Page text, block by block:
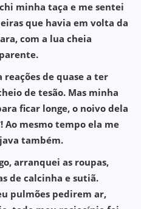
minha taça e me sentei
que havia em volta da
com a lua cheia
de quase a ter
de tesão. Mas minha
ficar longe, o noivo dela
mesmo tempo ela me
também.
arranquei as roupas,
de calcinha e sutiã.
pulmões pedirem ar,